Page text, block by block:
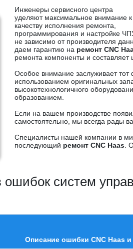
Инженеры сервисного центра
уделяют максимальное внимание к
качеству исполнения ремонта,
программирования и настройке
не зависимо от производителя
даем гарантию на ремонт CNC
ремонта компоненты и составляет
Особое внимание заслуживает тот
использованием оригинальных
высокотехнологичного
образованием.
Если на вашем производстве
самостоятельно, мы всегда рады
Специалисты нашей компании в
последующий ремонт CNC Haas .
ошибок систем
Описание ошибки CNC Haas